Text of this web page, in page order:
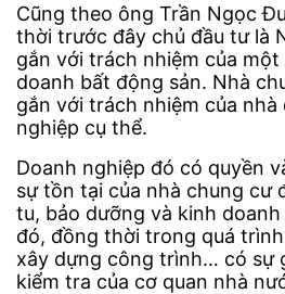
Cũng theo ông Trần Ngọc
thời trước đây chủ đầu tư là
gắn với trách nhiệm của
doanh bất động sản. Nhà
gắn với trách nhiệm của
nghiệp cụ thể.
Doanh nghiệp đó có quyền
sự tồn tại của nhà chung cư
tu, bảo dưỡng và kinh
đó, đồng thời trong quá
xây dựng công trình… có sự
kiểm tra của cơ quan nhà